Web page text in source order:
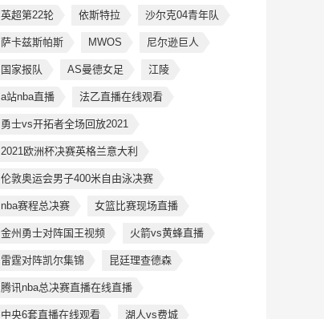
英超第22轮 依斯特拉 沙尔克04青年队
萨卡兹斯帕斯 MWOS 尼尔逊巨人
国家报队 AS曼德女足 江陵
a站nba直播 法乙直播在线观看
勇士vs开拓者全场回放2021
2021欧洲杯决赛英格兰意大利
伦敦奥运会男子400米自由泳决赛
nba赛程总决赛 女篮比赛现场直播
金州勇士对阵国王视频 火箭vs黄蜂直播
雷霆对阵凯尔集锦 昆廷理查德森
腾讯nba总决赛直播在线直播
中央6套直播在线观看 湖人vs费城